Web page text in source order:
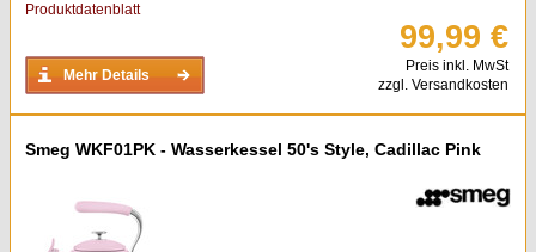
Produktdatenblatt
Mehr Details
99,99 €
Preis inkl. MwSt
zzgl. Versandkosten
Smeg WKF01PK - Wasserkessel 50's Style, Cadillac Pink